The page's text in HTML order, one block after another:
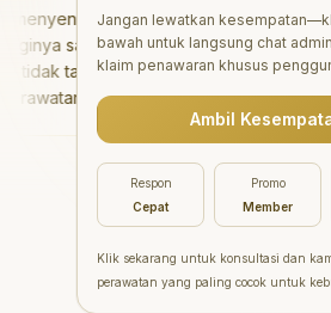
sangat baik
takut sama
tidak
setelahnya.
ke dokter
"
Jangan lewatkan
bawah untuk langsung chat
klaim penawaran khusus
Ambil
Respon
Cepat
Promo
Member
Klik sekarang untuk konsultasi dan
perawatan yang paling cocok untuk